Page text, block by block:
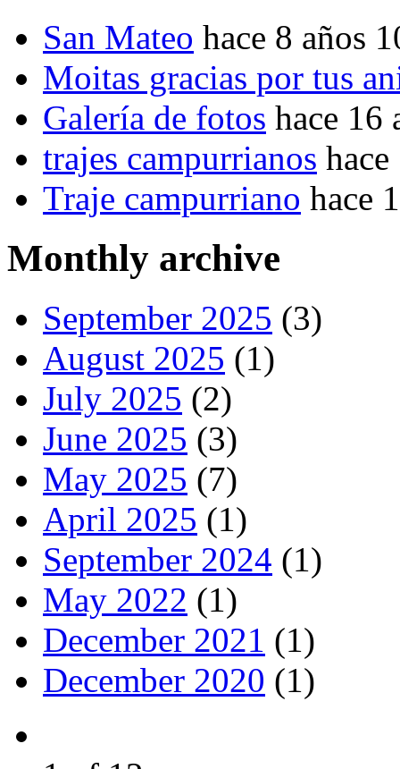
San Mateo hace 8 años
Moitas gracias por tus
Galería de fotos hace 16
trajes campurrianos
Traje campurriano hace
Monthly archive
September 2025 (3)
August 2025 (1)
July 2025 (2)
June 2025 (3)
May 2025 (7)
April 2025 (1)
September 2024 (1)
May 2022 (1)
December 2021 (1)
December 2020 (1)